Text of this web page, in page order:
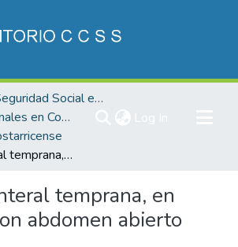
Salud y Seguridad Social en Costa Rica
Revistas Nacionales en Costa Rica
Nutrición enteral temprana, en pacientes con abdomen abierto
temprana, en
abdomen abierto